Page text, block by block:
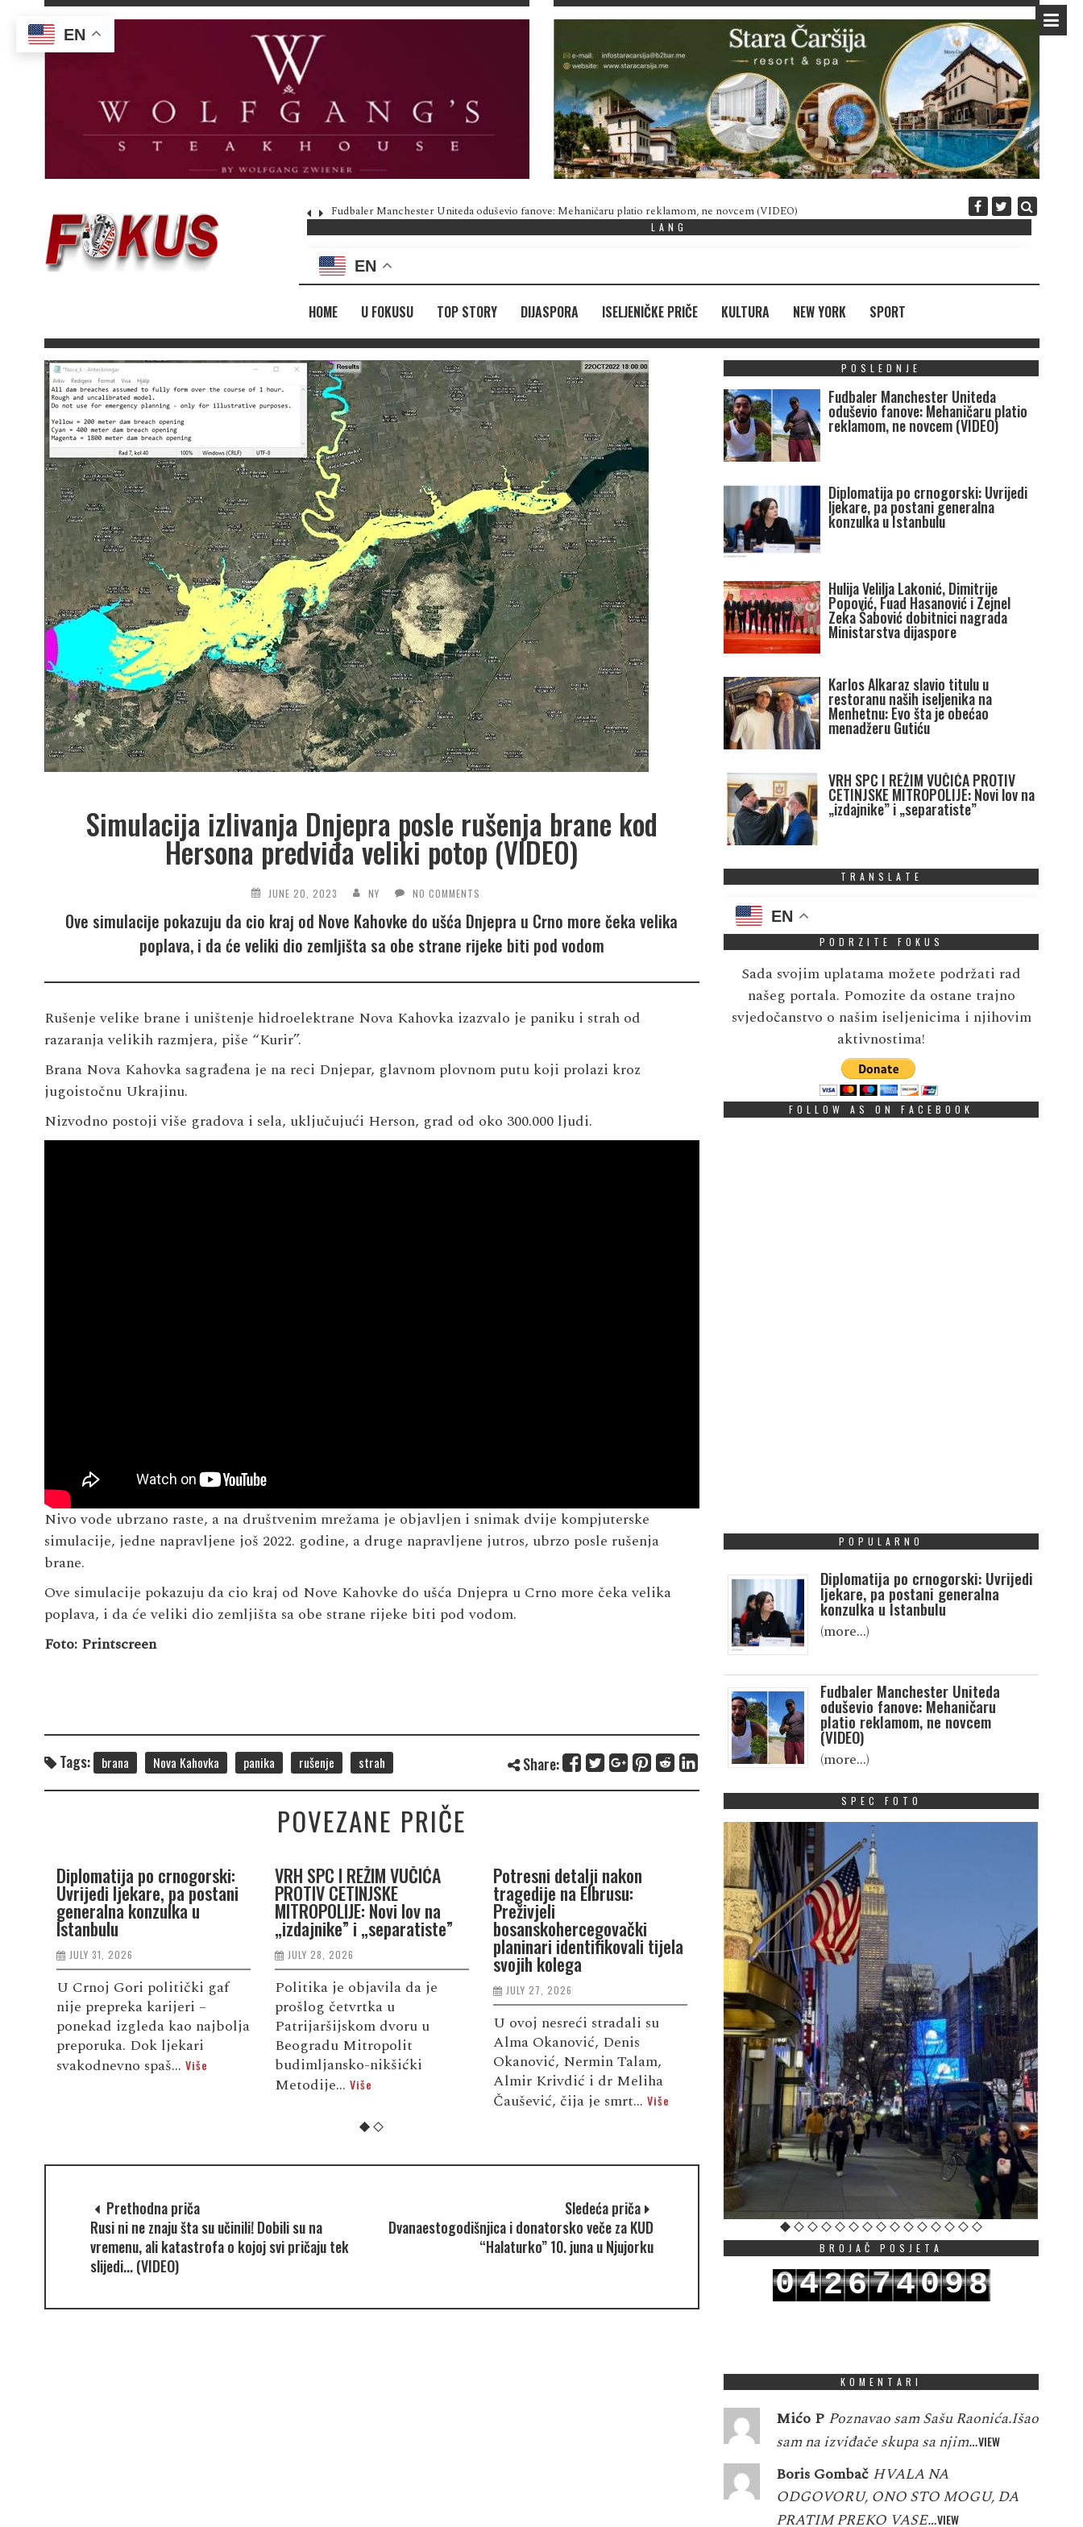
Fudbaler Manchester Uniteda oduševio fanove: Mehaničaru platio reklamom, ne novcem (VIDEO) Diplomatija po
LANG
EN
HOME U FOKUSU TOP STORY DIJASPORA ISELJENIČKE PRIČE KULTURA NEW YORK SPORT
Simulacija izlivanja Dnjepra posle rušenja brane kod
Hersona predviđa veliki potop (VIDEO)
JUNE 20, 2023 NY NO COMMENTS
Ove simulacije pokazuju da cio kraj od Nove Kahovke do ušća Dnjepra u Crno more čeka velika
poplava, i da će veliki dio zemljišta sa obe strane rijeke biti pod vodom
Rušenje velike brane i uništenje hidroelektrane Nova Kahovka izazvalo je paniku i strah od
razaranja velikih razmjera, piše “Kurir”.
Brana Nova Kahovka sagrađena je na reci Dnjepar, glavnom plovnom putu koji prolazi kroz
jugoistočnu Ukrajinu.
Nizvodno postoji više gradova i sela, uključujući Herson, grad od oko 300.000 ljudi.
Nivo vode ubrzano raste, a na društvenim mrežama je objavljen i snimak dvije kompjuterske
simulacije, jedne napravljene još 2022. godine, a druge napravljene jutros, ubrzo posle rušenja
brane.
Ove simulacije pokazuju da cio kraj od Nove Kahovke do ušća Dnjepra u Crno more čeka velika
poplava, i da će veliki dio zemljišta sa obe strane rijeke biti pod vodom.
Foto: Printscreen
Tags: brana Nova Kahovka panika rušenje strah Share:
POVEZANE PRIČE
Diplomatija po crnogorski:
Uvrijedi ljekare, pa postani
generalna konzulka u
Istanbulu
JULY 31, 2026
U Crnoj Gori politički gaf
nije prepreka karijeri –
ponekad izgleda kao najbolja
preporuka. Dok ljekari
svakodnevno spaš... Više
VRH SPC I REŽIM VUČIĆA
PROTIV CETINJSKE
MITROPOLIJE: Novi lov na
„izdajnike” i „separatiste”
JULY 28, 2026
Politika je objavila da je
prošlog četvrtka u
Patrijaršijskom dvoru u
Beogradu Mitropolit
budimljansko-nikšićki
Metodije... Više
Potresni detalji nakon
tragedije na Elbrusu:
Preživjeli
bosanskohercegovački
planinari identifikovali tijela
svojih kolega
JULY 27, 2026
U ovoj nesreći stradali su
Alma Okanović, Denis
Okanović, Nermin Talam,
Almir Krivdić i dr Meliha
Čaušević, čija je smrt... Više
Tramp uvodi ograničenje
trajanja studentskih,
razmjenskih i novinarskih
viza u SAD
JULY 16, 2026
Pored vremenskog
ograničenja viza, novo
pravilo donosi i dodatna
ograničenja za međunarodne
studente, uključujući kraći ...
Više
čine boljom
JULY 10, 2026
"Specijalni gosti
su predsjednica
Slovenije Nataša Pirc
predsjednik Republike
Hrvatske Zor...Više
Prethodna priča
Rusi ni ne znaju šta su učinili! Dobili su na
vremenu, ali katastrofa o kojoj svi pričaju tek
slijedi... (VIDEO)
Sledeća priča
Dvanaestogodišnjica i donatorsko veče za KUD
“Halaturko” 10. juna u Njujorku
POSLEDNJE
Fudbaler Manchester Uniteda
oduševio fanove: Mehaničaru platio
reklamom, ne novcem (VIDEO)
Diplomatija po crnogorski: Uvrijedi
ljekare, pa postani generalna
konzulka u Istanbulu
Hulija Velilja Lakonić, Dimitrije
Popović, Fuad Hasanović i Zejnel
Zeka Šabović dobitnici nagrada
Ministarstva dijaspore
Karlos Alkaraz slavio titulu u
restoranu naših iseljenika na
Menhetnu: Evo šta je obećao
menadžeru Gutiću
VRH SPC I REŽIM VUČIĆA PROTIV
CETINJSKE MITROPOLIJE: Novi lov na
„izdajnike” i „separatiste”
TRANSLATE
EN
PODRZITE FOKUS
Sada svojim uplatama možete podržati rad
našeg portala. Pomozite da ostane trajno
svjedočanstvo o našim iseljenicima i njihovim
aktivnostima!
FOLLOW AS ON FACEBOOK
POPULARNO
Diplomatija po crnogorski: Uvrijedi
ljekare, pa postani generalna
konzulka u Istanbulu
(more…)
Fudbaler Manchester Uniteda
oduševio fanove: Mehaničaru
platio reklamom, ne novcem
(VIDEO)
(more…)
SPEC FOTO
BROJAČ POSJETA
042674098
KOMENTARI
Mićo P Poznavao sam Sašu Raonića.Išao
sam na izviđače skupa sa njim…VIEW
Boris Gombač HVALA NA
ODGOVORU, ONO STO MOGU, DA
PRATIM PREKO VASE…VIEW
EN